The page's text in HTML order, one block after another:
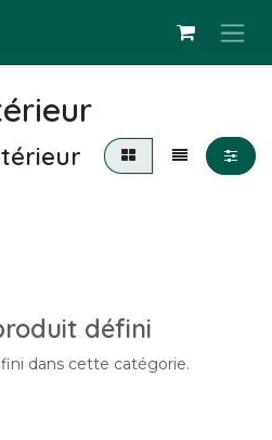
défini
dans cette catégorie.